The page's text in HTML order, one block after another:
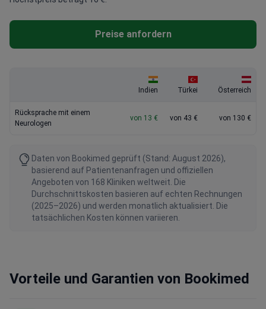
Preise anfordern
Indien Türkei Österreich
Rücksprache mit einem
Neurologen
von 13 € von 43 € von 130 €
Daten von Bookimed geprüft (Stand: August 2026),
basierend auf Patientenanfragen und offiziellen
Angeboten von 168 Kliniken weltweit. Die
Durchschnittskosten basieren auf echten Rechnungen
(2025–2026) und werden monatlich aktualisiert. Die
tatsächlichen Kosten können variieren.
Vorteile und Garantien von Bookimed